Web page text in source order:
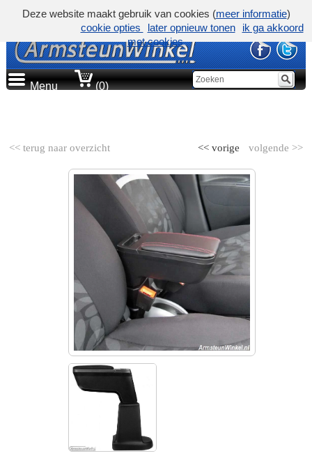
Menu (0)
<< terug naar overzicht volgende >>
<< vorige
Deze website maakt gebruik van cookies (meer informatie)
cookie opties
later opnieuw tonen
ik ga akkoord
met cookies